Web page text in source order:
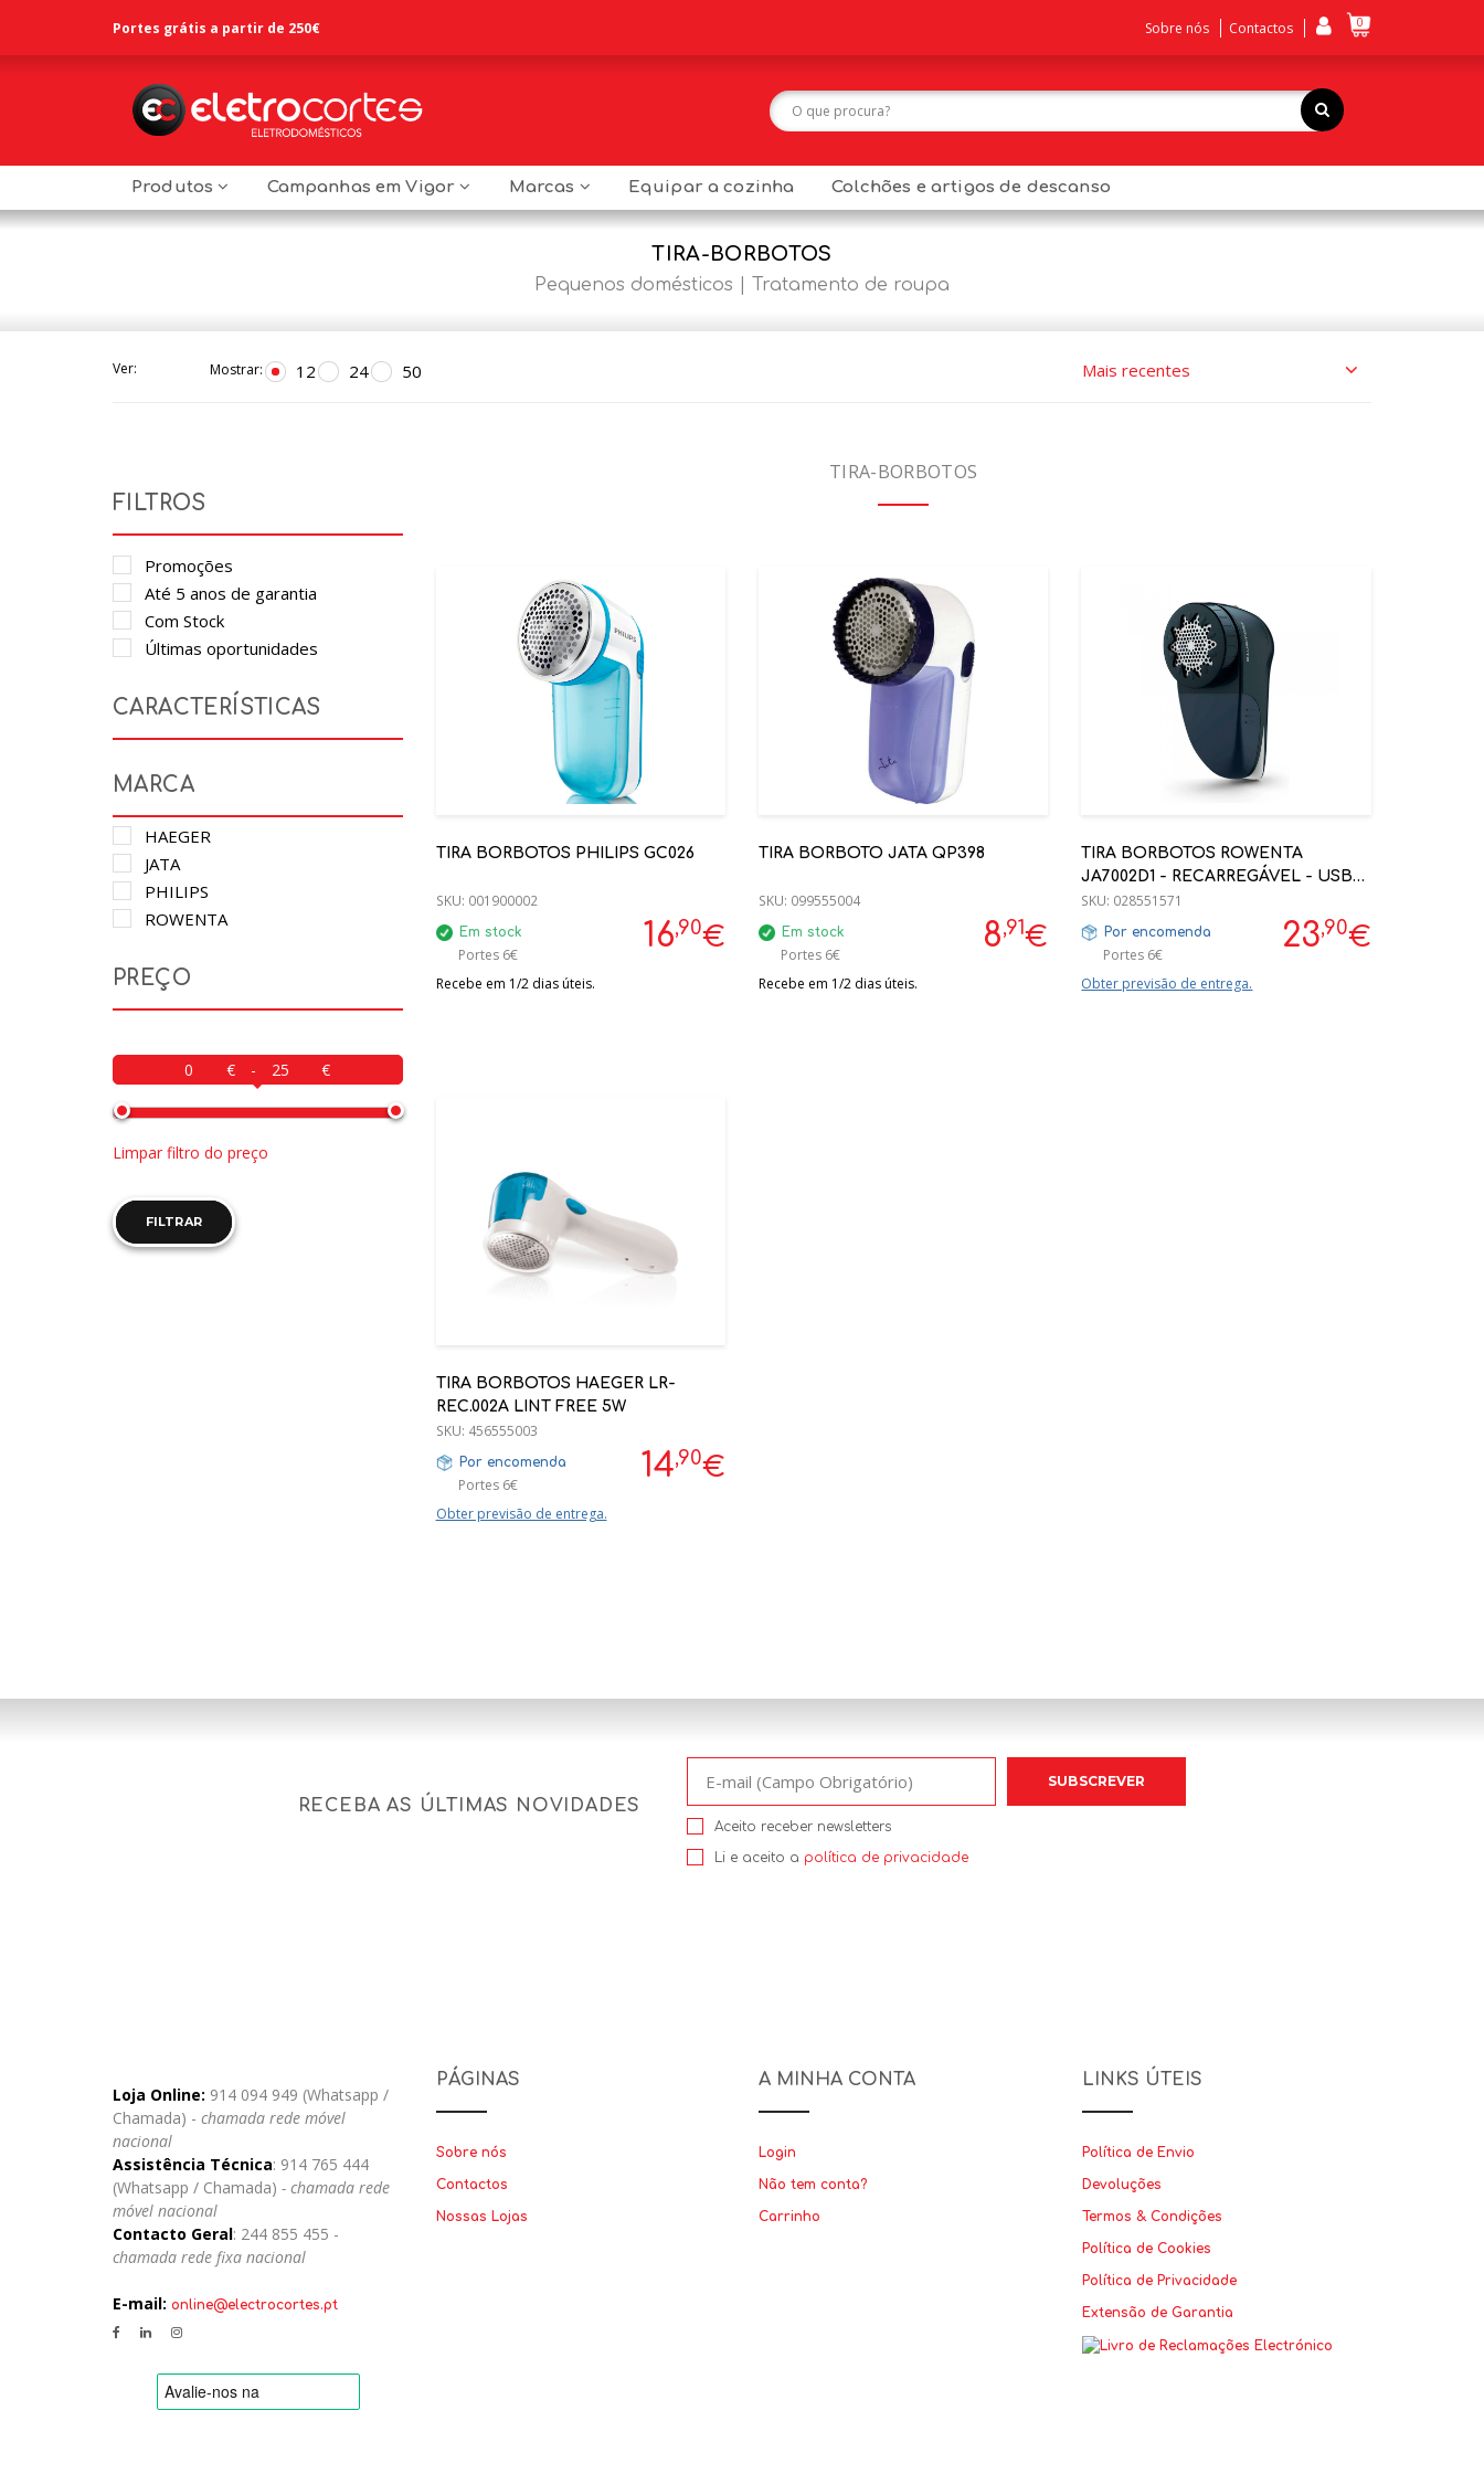
Portes grátis a partir de 250€ Sobre nós Contactos 0
Produtos Campanhas em Vigor Marcas Equipar a cozinha Colchões e artigos de descanso
TIRA-BORBOTOS
Pequenos domésticos Tratamento de roupa
Ver: Mostrar: 12 24 50
FILTROS
Promoções
Até 5 anos de garantia
Com Stock
Últimas oportunidades
CARACTERÍSTICAS
MARCA
HAEGER
JATA
PHILIPS
ROWENTA
PREÇO
-
Limpar filtro do preço
FILTRAR
TIRA-BORBOTOS
TIRA BORBOTOS PHILIPS GC026
16,90€
SKU: 001900002
Em stock
Portes 6€
Recebe em 1/2 dias úteis.
TIRA BORBOTO JATA QP398
8,91€
SKU: 099555004
Em stock
Portes 6€
Recebe em 1/2 dias úteis.
TIRA BORBOTOS ROWENTA
JA7002D1 - RECARREGÁVEL - USB
UNIVERSAL 40MIN
23,90€
SKU: 028551571
Por encomenda
Portes 6€
Obter previsão de entrega.
TIRA BORBOTOS HAEGER LR-
REC.002A LINT FREE 5W
14,90€
SKU: 456555003
Por encomenda
Portes 6€
Obter previsão de entrega.
RECEBA AS ÚLTIMAS NOVIDADES
Aceito receber newsletters
Li e aceito a política de privacidade
Loja Online: 914 094 949 (Whatsapp /
Chamada) - chamada rede móvel
nacional
Assistência Técnica: 914 765 444
(Whatsapp / Chamada) - chamada rede
móvel nacional
Contacto Geral: 244 855 455 -
chamada rede fixa nacional
E-mail: online@electrocortes.pt
PÁGINAS
Sobre nós
Contactos
Nossas Lojas
A MINHA CONTA
Login
Não tem conta?
Carrinho
LINKS ÚTEIS
Política de Envio
Devoluções
Termos & Condições
Política de Cookies
Política de Privacidade
Extensão de Garantia